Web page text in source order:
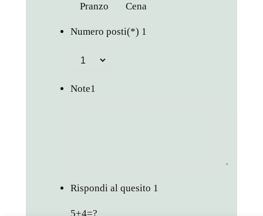
Pranzo Cena
Numero posti(*) 1
Note1
Rispondi al quesito 1
5+4=?